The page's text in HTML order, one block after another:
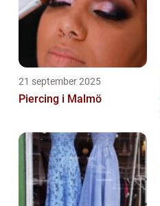
21 september 2025
Piercing i Malmö